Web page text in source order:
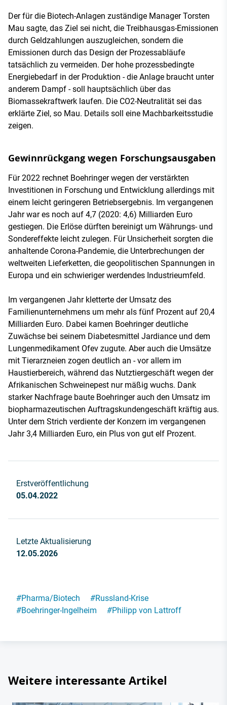
Der für die Biotech-Anlagen zuständige Manager Torsten
Mau sagte, das Ziel sei nicht, die Treibhausgas-Emissionen
durch Geldzahlungen auszugleichen, sondern die
Emissionen durch das Design der Prozessabläufe
tatsächlich zu vermeiden. Der hohe prozessbedingte
Energiebedarf in der Produktion - die Anlage braucht unter
anderem Dampf - soll hauptsächlich über das
Biomassekraftwerk laufen. Die CO2-Neutralität sei das
erklärte Ziel, so Mau. Details soll eine Machbarkeitsstudie
zeigen.
Gewinnrückgang wegen Forschungsausgaben
Für 2022 rechnet Boehringer wegen der verstärkten
Investitionen in Forschung und Entwicklung allerdings mit
einem leicht geringeren Betriebsergebnis. Im vergangenen
Jahr war es noch auf 4,7 (2020: 4,6) Milliarden Euro
gestiegen. Die Erlöse dürften bereinigt um Währungs- und
Sondereffekte leicht zulegen. Für Unsicherheit sorgten die
anhaltende Corona-Pandemie, die Unterbrechungen der
weltweiten Lieferketten, die geopolitischen Spannungen in
Europa und ein schwieriger werdendes Industrieumfeld.
Im vergangenen Jahr kletterte der Umsatz des
Familienunternehmens um mehr als fünf Prozent auf 20,4
Milliarden Euro. Dabei kamen Boehringer deutliche
Zuwächse bei seinem Diabetesmittel Jardiance und dem
Lungenmedikament Ofev zugute. Aber auch die Umsätze
mit Tierarzneien zogen deutlich an - vor allem im
Haustierbereich, während das Nutztiergeschäft wegen der
Afrikanischen Schweinepest nur mäßig wuchs. Dank
starker Nachfrage baute Boehringer auch den Umsatz im
biopharmazeutischen Auftragskundengeschäft kräftig aus.
Unter dem Strich verdiente der Konzern im vergangenen
Jahr 3,4 Milliarden Euro, ein Plus von gut elf Prozent.
Erstveröffentlichung
05.04.2022
Letzte Aktualisierung
12.05.2026
#Pharma/Biotech #Russland-Krise
#Boehringer-Ingelheim #Philipp von Lattroff
Weitere interessante Artikel